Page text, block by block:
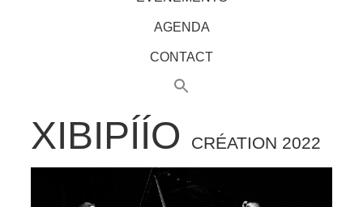
AGENDA
CONTACT
XIBIPÍÍO CRÉATION 2022